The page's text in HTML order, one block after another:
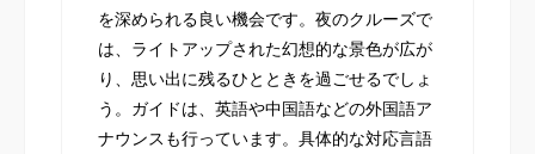
を深められる良い機会です。夜のクルーズで
は、ライトアップされた幻想的な景色が広が
り、思い出に残るひとときを過ごせるでしょ
う。ガイドは、英語や中国語などの外国語ア
ナウンスも行っています。具体的な対応言語